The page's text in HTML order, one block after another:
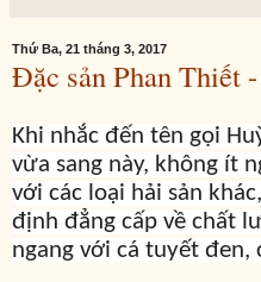
Thứ Ba, 21 tháng 3, 2017
Đặc sản Phan Thiết
Khi nhắc đến tên gọi
vừa sang này, không ít
với các loại hải sản
định đẳng cấp về chất
ngang với cá tuyết đen,